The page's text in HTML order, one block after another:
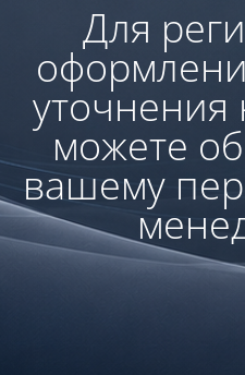
Для
уточнения
можете
вашему